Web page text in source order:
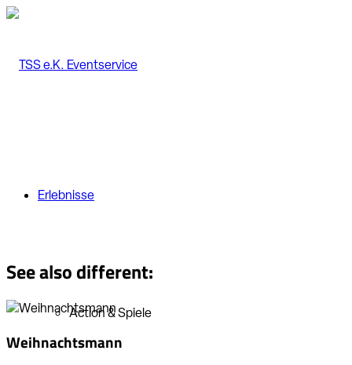
Erlebnisse
Action & Spiele
See also different:
Weihnachtsmann